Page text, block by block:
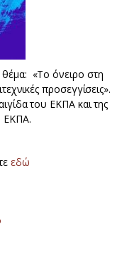
«Το όνειρο στη
προσεγγίσεις».
του ΕΚΠΑ και της
ΕΚΠΑ.
εδώ